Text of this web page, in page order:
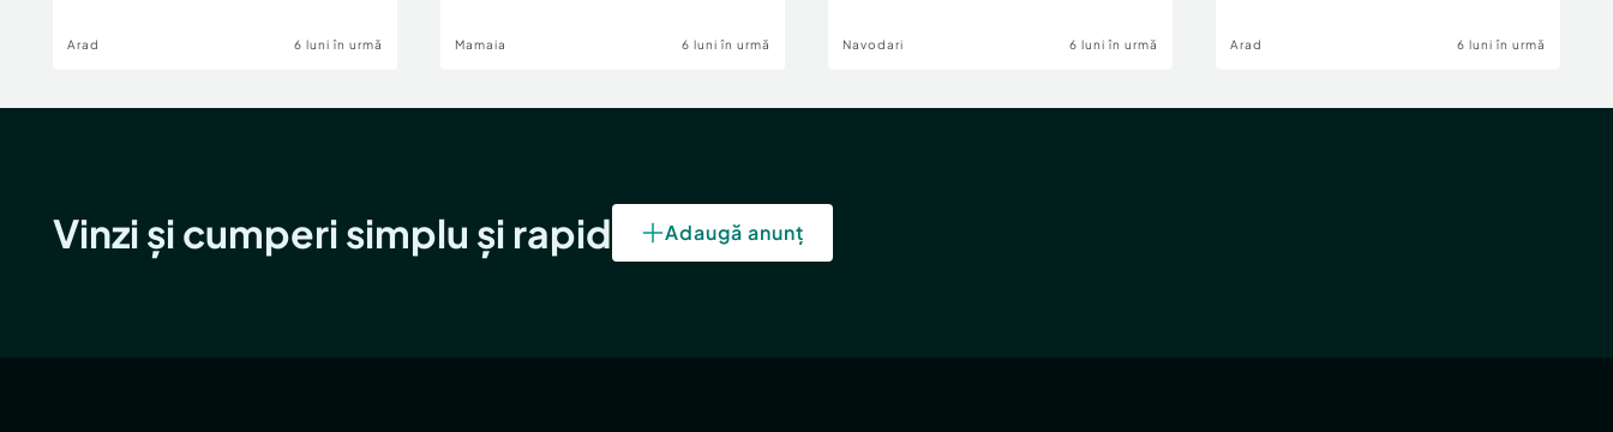
Arad 6 luni în urmă Mamaia 6 luni în urmă Navodari 6 luni în urmă Arad 6 luni în urmă
Vinzi și cumperi simplu și rapid Adaugă anunț